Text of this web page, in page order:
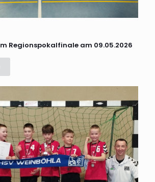
Regionspokalfinale am 09.05.2026